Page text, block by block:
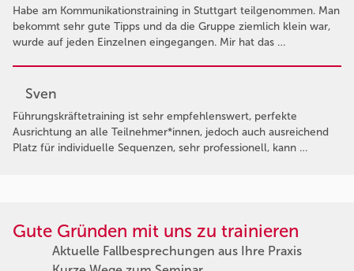
Habe am Kommunikationstraining in Stuttgart teilgenommen. Man
bekommt sehr gute Tipps und da die Gruppe ziemlich klein war,
wurde auf jeden Einzelnen eingegangen. Mir hat das …
Sven
Führungskräftetraining ist sehr empfehlenswert, perfekte
Ausrichtung an alle Teilnehmer*innen, jedoch auch ausreichend
Platz für individuelle Sequenzen, sehr professionell, kann …
Gute Gründen mit uns zu trainieren
Aktuelle Fallbesprechungen aus Ihre Praxis